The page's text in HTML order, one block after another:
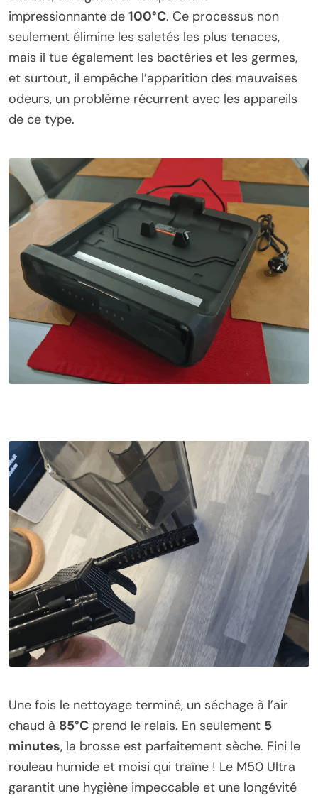
impressionnante de 100°C. Ce processus non
seulement élimine les saletés les plus tenaces,
mais il tue également les bactéries et les germes,
et surtout, il empêche l’apparition des mauvaises
odeurs, un problème récurrent avec les appareils
de ce type.
Une fois le nettoyage terminé, un séchage à l’air
chaud à 85°C prend le relais. En seulement 5
minutes, la brosse est parfaitement sèche. Fini le
rouleau humide et moisi qui traîne ! Le M50 Ultra
garantit une hygiène impeccable et une longévité